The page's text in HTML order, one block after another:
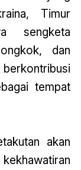
Timur
sengketa
dan
tempat
akan